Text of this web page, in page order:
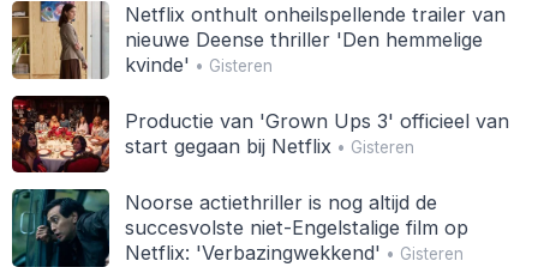
Netflix onthult onheilspellende trailer van
nieuwe Deense thriller 'Den hemmelige
kvinde' • Gisteren
Productie van 'Grown Ups 3' officieel van
start gegaan bij Netflix • Gisteren
Noorse actiethriller is nog altijd de
succesvolste niet-Engelstalige film op
Netflix: 'Verbazingwekkend' • Gisteren